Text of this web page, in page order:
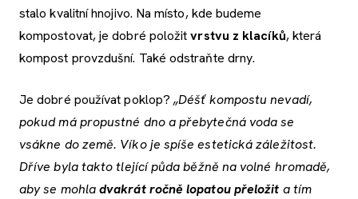
stalo kvalitní hnojivo. Na místo, kde budeme
kompostovat, je dobré položitvrstvu z klacíků, která
kompost provzdušní. Také odstraňte drny.
Je dobré používat poklop?„Déšť kompostu nevadí,
pokud má propustné dno a přebytečná voda se
vsákne do země. Víko je spíše estetická záležitost.
Dříve byla takto tlející půda běžně na volné hromadě,
aby se mohladvakrát ročně lopatou přeložit a tím